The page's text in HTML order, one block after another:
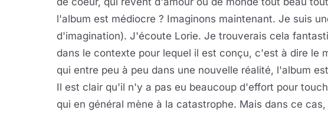
l'album est médiocre ? Imaginons maintenant. Je suis
d'imagination). J'écoute Lorie. Je trouverais cela
dans le contexte pour lequel il est conçu, c'est à dire le
qui entre peu à peu dans une nouvelle réalité, l'album
Il est clair qu'il n'y a pas eu beaucoup d'effort pour
qui en général mène à la catastrophe. Mais dans ce